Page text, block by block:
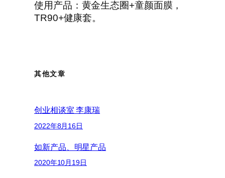
使用产品：黄金生态圈+童颜面膜，
TR90+健康套。
其他文章
创业相谈室 李康瑞
2022年8月16日
如新产品、明星产品
2020年10月19日